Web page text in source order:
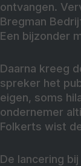
ontvangen.
Bregman
Een bijzonder
Daarna kreeg
spreker het
eigen, soms
ondernemer
Folkerts wist
De lancering